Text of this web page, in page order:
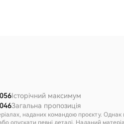
Історічний максимум
Загальна пропозиція
наданих командою проєкту.
опускати певні деталі. Наданий